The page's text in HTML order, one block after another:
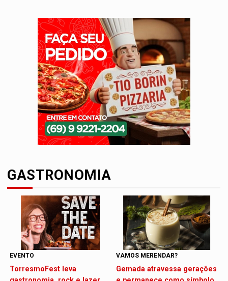
GASTRONOMIA
EVENTO
TorresmoFest leva
VAMOS MERENDAR?
Gemada atravessa gerações